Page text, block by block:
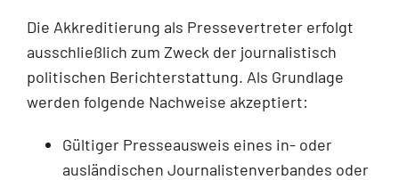
Die Akkreditierung als Pressevertreter erfolgt
ausschließlich zum Zweck der journalistisch
politischen Berichterstattung. Als Grundlage
werden folgende Nachweise akzeptiert:
Gültiger Presseausweis eines in- oder
ausländischen Journalistenverbandes oder